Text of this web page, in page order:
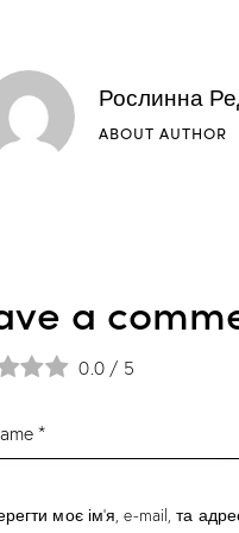
Рослинна
ABOUT AUTHOR
a
0.0 / 5
моє ім'я, e-mail, та